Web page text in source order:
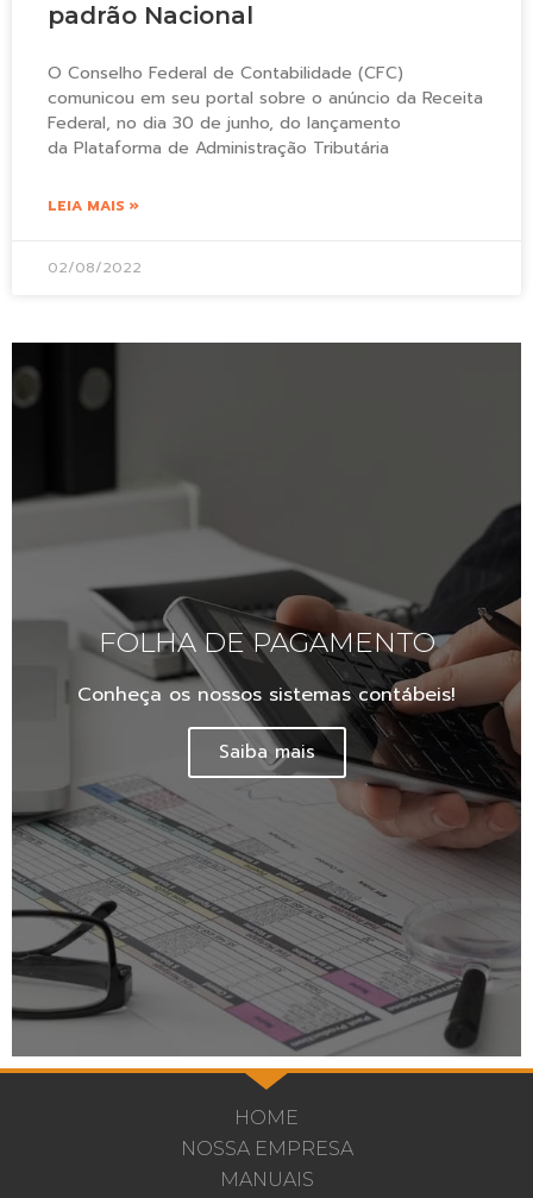
padrão Nacional
O Conselho Federal de Contabilidade (CFC)
comunicou em seu portal sobre o anúncio da Receita
Federal, no dia 30 de junho, do lançamento
da Plataforma de Administração Tributária
LEIA MAIS »
02/08/2022
FOLHA DE PAGAMENTO
Conheça os nossos sistemas contábeis!
Saiba mais
HOME
NOSSA EMPRESA
MANUAIS